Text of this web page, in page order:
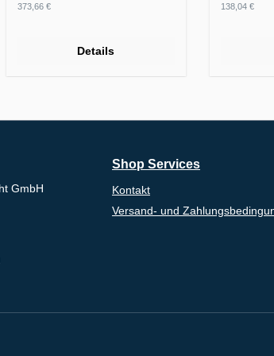
373,66 €
Details
138,04 €
GmbH
Shop Services
Kontakt
Versand- und